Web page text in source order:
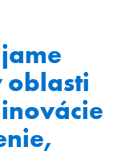
oblasti